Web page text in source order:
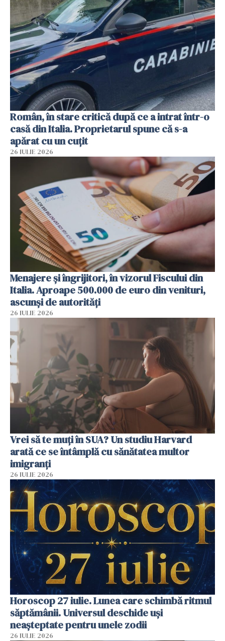
Român, în stare critică după ce a intrat într-o
casă din Italia. Proprietarul spune că s-a
apărat cu un cuțit
26 IULIE 2026
Menajere și îngrijitori, în vizorul Fiscului din
Italia. Aproape 500.000 de euro din venituri,
ascunși de autorități
26 IULIE 2026
Vrei să te muți în SUA? Un studiu Harvard
arată ce se întâmplă cu sănătatea multor
imigranți
26 IULIE 2026
Horoscop 27 iulie. Lunea care schimbă ritmul
săptămânii. Universul deschide uși
neașteptate pentru unele zodii
26 IULIE 2026